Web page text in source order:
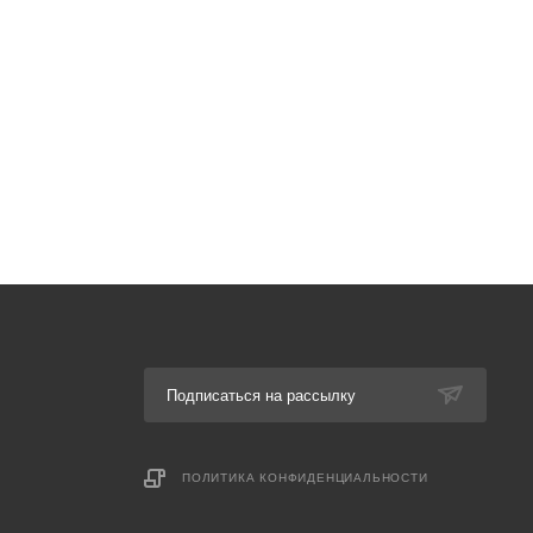
Подписаться на рассылку
ПОЛИТИКА КОНФИДЕНЦИАЛЬНОСТИ